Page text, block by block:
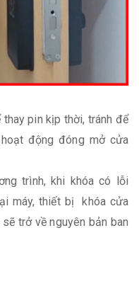
pin kịp thời, tránh để
động đóng mở cửa
trình, khi khóa có lỗi
máy, thiết bị khóa cửa
trở về nguyên bản ban